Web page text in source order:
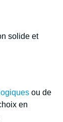
solide et
ou de
en